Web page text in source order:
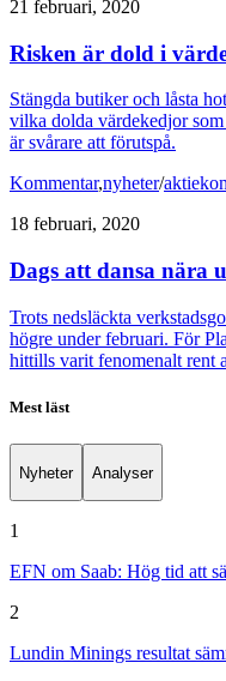
21 februari, 2020
Risken är dold i
Stängda butiker och låsta
vilka dolda värdekedjor
är svårare att förutspå.
Kommentar,nyheter/
18 februari, 2020
Dags att dansa nära
Trots nedsläckta
högre under februari. För
hittills varit fenomenalt rent
Mest läst
Nyheter Analyser
1
EFN om Saab: Hög tid att
2
Lundin Minings resultat